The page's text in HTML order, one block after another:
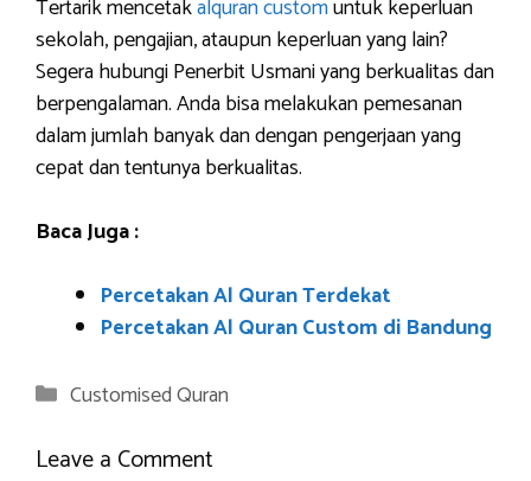
Tertarik mencetakalquran customuntuk keperluan
sekolah, pengajian, ataupun keperluan yang lain?
Segera hubungi Penerbit Usmani yang berkualitas dan
berpengalaman. Anda bisa melakukan pemesanan
dalam jumlah banyak dan dengan pengerjaan yang
cepat dan tentunya berkualitas.
Baca Juga :
Percetakan Al Quran Terdekat
Percetakan Al Quran Custom di Bandung
Categories
Customised Quran
Leave a Comment